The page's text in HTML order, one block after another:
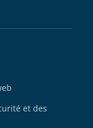
et des